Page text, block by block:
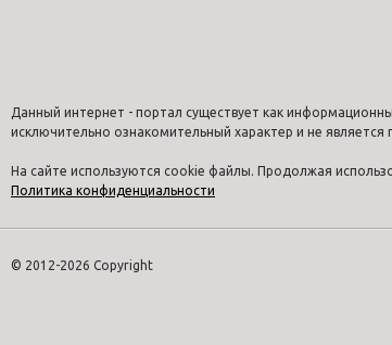
Данный интернет - портал существует как
исключительно ознакомительный характер и не
На сайте используются cookie файлы. Продолжая
Политика конфиденциальности
© 2012-2026 Copyright